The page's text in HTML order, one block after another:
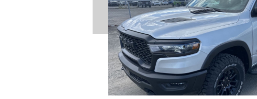
Trim: Rebel 4x4 Crew Cab 5'7" Box
Trans: Automatic
Color: Silver
Precio: Llame hoy†
OR BEST OFFER